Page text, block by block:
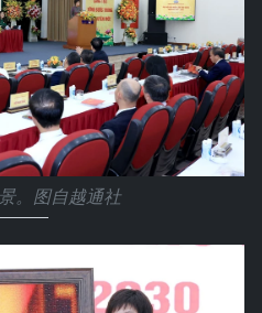
。图自越通社